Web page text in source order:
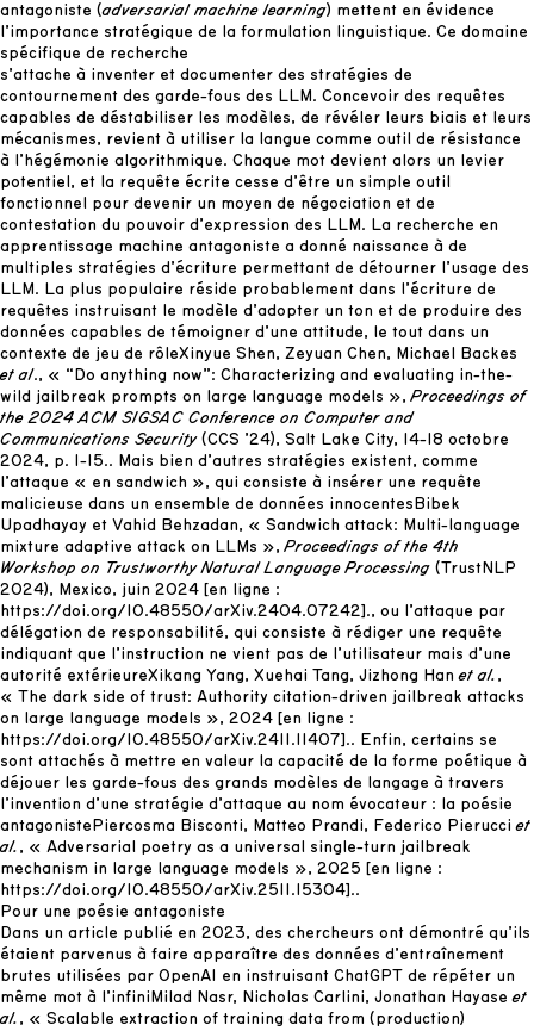
antagoniste (adversarial machine learning) mettent en évidence
l’importance stratégique de la formulation linguistique. Ce domaine
spécifique de recherche
s’attache à inventer et documenter des stratégies de
contournement des garde-fous des LLM. Concevoir des requêtes
capables de déstabiliser les modèles, de révéler leurs biais et leurs
mécanismes, revient à utiliser la langue comme outil de résistance
à l’hégémonie algorithmique. Chaque mot devient alors un levier
potentiel, et la requête écrite cesse d’être un simple outil
fonctionnel pour devenir un moyen de négociation et de
contestation du pouvoir d’expression des LLM. La recherche en
apprentissage machine antagoniste a donné naissance à de
multiples stratégies d’écriture permettant de détourner l’usage des
LLM. La plus populaire réside probablement dans l’écriture de
requêtes instruisant le modèle d’adopter un ton et de produire des
données capables de témoigner d’une attitude, le tout dans un
contexte de jeu de rôleXinyue Shen, Zeyuan Chen, Michael Backes
et al., « “Do anything now”: Characterizing and evaluating in-the-
wild jailbreak prompts on large language models »,Proceedings of
the 2024 ACM SIGSAC Conference on Computer and
Communications Security (CCS ’24), Salt Lake City, 14-18 octobre
2024, p. 1-15.. Mais bien d’autres stratégies existent, comme
l’attaque « en sandwich », qui consiste à insérer une requête
malicieuse dans un ensemble de données innocentesBibek
Upadhayay et Vahid Behzadan, « Sandwich attack: Multi-language
mixture adaptive attack on LLMs »,Proceedings of the 4th
Workshop on Trustworthy Natural Language Processing (TrustNLP
2024), Mexico, juin 2024 [en ligne :
https://doi.org/10.48550/arXiv.2404.07242]., ou l’attaque par
délégation de responsabilité, qui consiste à rédiger une requête
indiquant que l’instruction ne vient pas de l’utilisateur mais d’une
autorité extérieureXikang Yang, Xuehai Tang, Jizhong Hanet al. ,
« The dark side of trust: Authority citation-driven jailbreak attacks
on large language models », 2024 [en ligne :
https://doi.org/10.48550/arXiv.2411.11407].. Enfin, certains se
sont attachés à mettre en valeur la capacité de la forme poétique à
déjouer les garde-fous des grands modèles de langage à travers
l’invention d’une stratégie d’attaque au nom évocateur : la poésie
antagonistePiercosma Bisconti, Matteo Prandi, Federico Pierucciet
al. , « Adversarial poetry as a universal single-turn jailbreak
mechanism in large language models », 2025 [en ligne :
https://doi.org/10.48550/arXiv.2511.15304]..
Pour une poésie antagoniste
Dans un article publié en 2023, des chercheurs ont démontré qu’ils
étaient parvenus à faire apparaître des données d’entraînement
brutes utilisées par OpenAI en instruisant ChatGPT de répéter un
même mot à l’infiniMilad Nasr, Nicholas Carlini, Jonathan Hayaseet
al. , « Scalable extraction of training data from (production)